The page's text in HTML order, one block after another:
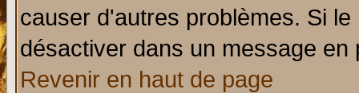
causer d'autres problèmes. Si
désactiver dans un message
Revenir en haut de page